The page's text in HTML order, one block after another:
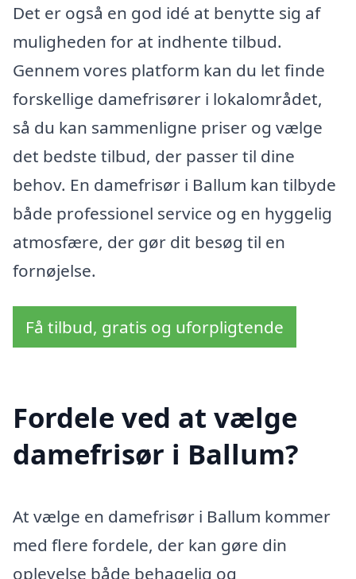
Det er også en god idé at benytte sig af
muligheden for at indhente tilbud.
Gennem vores platform kan du let finde
forskellige damefrisører i lokalområdet,
så du kan sammenligne priser og vælge
det bedste tilbud, der passer til dine
behov. En damefrisør i Ballum kan tilbyde
både professionel service og en hyggelig
atmosfære, der gør dit besøg til en
fornøjelse.
Få tilbud, gratis og uforpligtende
Fordele ved at vælge
damefrisør i Ballum?
At vælge en damefrisør i Ballum kommer
med flere fordele, der kan gøre din
oplevelse både behagelig og